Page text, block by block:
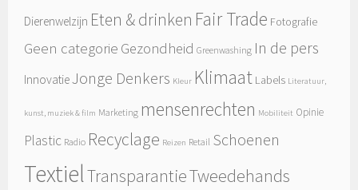
Dierenwelzijn Eten & drinken Fair Trade Fotografie
Geen categorie Gezondheid Greenwashing In de pers
InnovatieJonge Denkers Kleur Klimaat Labels Literatuur,
kunst, muziek & film Marketing mensenrechten Mobiliteit Opinie
Plastic Radio Recyclage Reizen Retail Schoenen
TextielTransparantieTweedehands